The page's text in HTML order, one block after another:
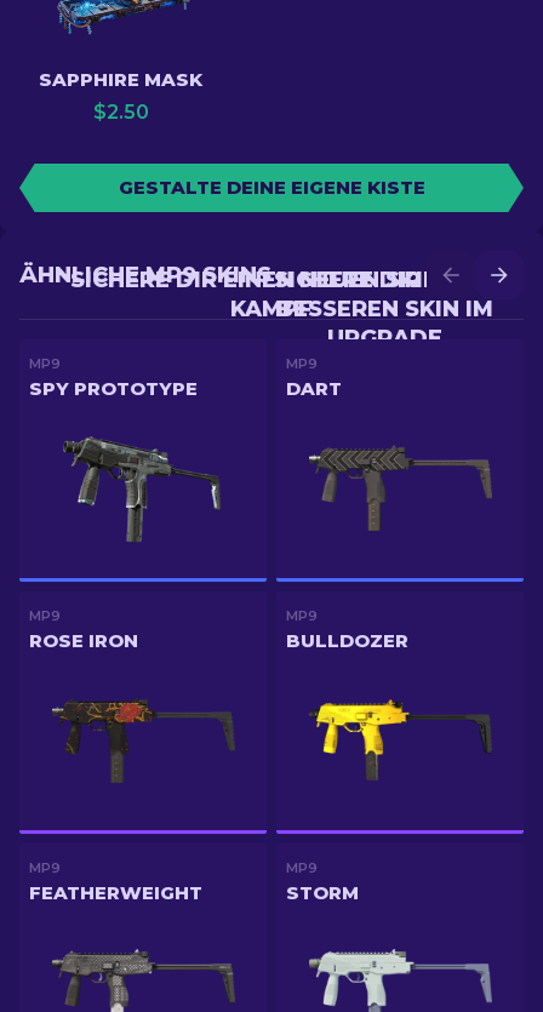
SAPPHIRE MASK
$2.50
GESTALTE DEINE EIGENE KISTE
SICHERE DIR EINEN
BESSEREN SKIN IM
UPGRADE
SICHERE DIR EINEN NEUEN SKIN IM
KAMPF
ÄHNLICHE MP9 SKINS
MP9
SPY PROTOTYPE
MP9
DART
MP9
ROSE IRON
MP9
BULLDOZER
MP9
FEATHERWEIGHT
MP9
STORM